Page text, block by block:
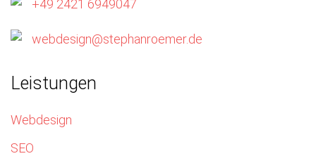
+49 2421 6949047
webdesign@stephanroemer.de
Leistungen
Webdesign
SEO